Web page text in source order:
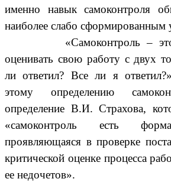
именно навык самоконтроля
наиболее слабо сформированным
«Самоконтроль – это
оценивать свою работу с двух
ли ответил? Все ли я
этому определению
определение В.И. Страхова,
«самоконтроль есть
проявляющаяся в проверке
критической оценке процесса
ее недочетов».